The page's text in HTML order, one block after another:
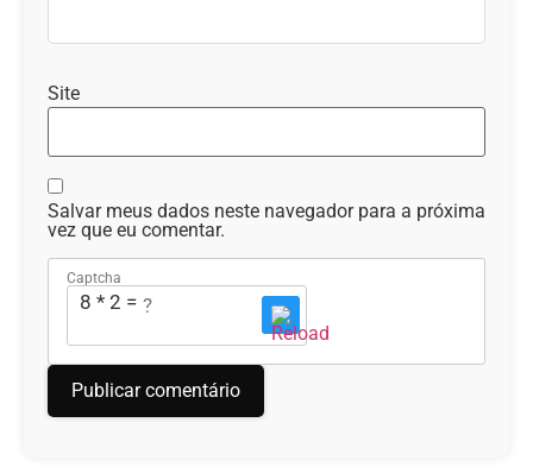
Site
Salvar meus dados neste navegador para a próxima
vez que eu comentar.
Captcha
8 * 2 = ?